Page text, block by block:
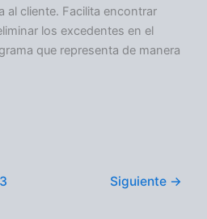
al cliente. Facilita encontrar
los excedentes en el
que representa de manera
3 Siguiente →